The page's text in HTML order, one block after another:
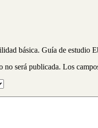
básica. Guía de estudio
no será publicada. Los